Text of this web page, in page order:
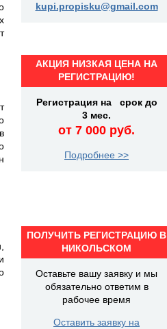
kupi.propisku@gmail.com
АКЦИЯ НИЗКАЯ ЦЕНА НА
РЕГИСТРАЦИЮ!
Регистрация на срок до
3 мес.
от 7 000 руб.
Подробнее >>
ПОЛУЧИТЬ РЕГИСТРАЦИЮ В
НИКОЛЬСКОМ
Оставьте вашу заявку и мы
обязательно ответим в
рабочее время
Оставить заявку на